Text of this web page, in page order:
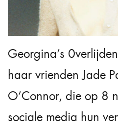
Georgina’s
haar vrienden Jade
O’Connor, die op 8
sociale media hun